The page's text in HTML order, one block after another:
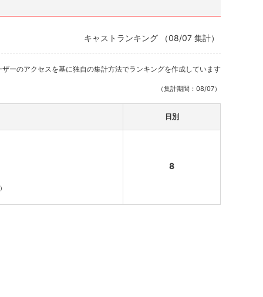
キャストランキング （08/07 集計）
ザーのアクセスを基に独自の集計方法でランキングを作成しています
（集計期間：08/07）
日別
8